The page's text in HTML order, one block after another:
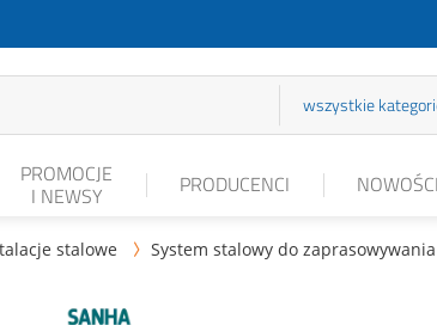
wszystkie
PROMOCJE
I NEWSY PRODUCENCI NOWOŚCI
stalowe  System stalowy do zaprasowywania